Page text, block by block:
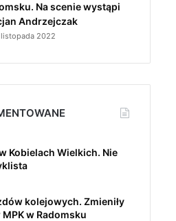
Na scenie wystąpi
Andrzejczak
2022
Kobielach Wielkich. Nie
kolejowych. Zmieniły
w Radomsku